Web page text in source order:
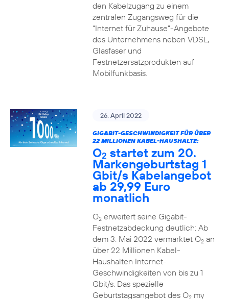
den Kabelzugang zu einem
zentralen Zugangsweg für die
“Internet für Zuhause”-Angebote
des Unternehmens neben VDSL,
Glasfaser und
Festnetzersatzprodukten auf
Mobilfunkbasis.
26. April 2022
GIGABIT-GESCHWINDIGKEIT FÜR ÜBER
22 MILLIONEN KABEL-HAUSHALTE:
O2 startet zum 20.
Markengeburtstag 1
Gbit/s Kabelangebot
ab 29,99 Euro
monatlich
O2erweitert seine Gigabit-
Festnetzabdeckung deutlich: Ab
dem 3. Mai 2022 vermarktet O2an
über 22 Millionen Kabel-
Haushalten Internet-
Geschwindigkeiten von bis zu 1
Gbit/s. Das spezielle
Geburtstagsangebot des O2my